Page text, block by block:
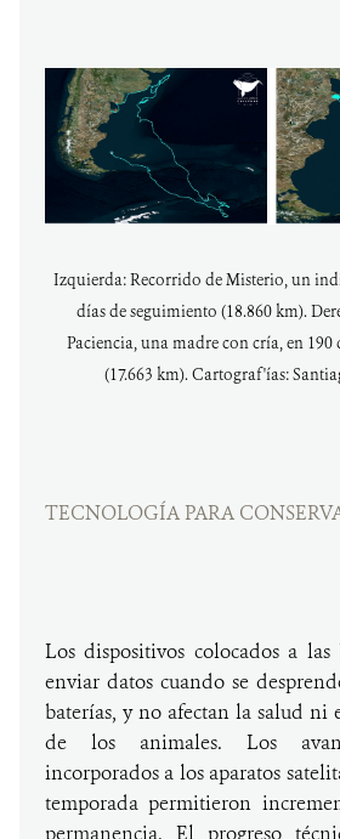
Izquierda: Recorrido de Misterio, un
días de seguimiento (18.860 km).
Paciencia, una madre con cría, en 190
(17.663 km). Cartograf'ías:
TECNOLOGÍA PARA
Los dispositivos colocados a
enviar datos cuando se
baterías, y no afectan la salud ni
de los animales. Los
incorporados a los aparatos
temporada permitieron
permanencia. El progreso